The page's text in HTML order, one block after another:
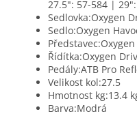
27.5": 57-584 |
Sedlovka:Oxygen
Sedlo:Oxygen
Představec:
Řídítka:Oxygen
Pedály:ATB Pro
Velikost kol:27.5
Hmotnost kg:13.4
Barva:Modrá